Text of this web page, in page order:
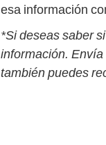
esa información
*Si deseas saber
información.
también puedes